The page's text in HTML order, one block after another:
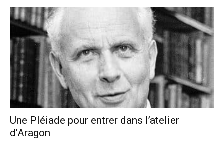
Une Pléiade pour entrer dans l’atelier
d’Aragon